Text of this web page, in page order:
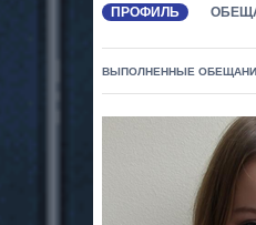
ПРОФИЛЬ
ВЫПОЛНЕННЫЕ